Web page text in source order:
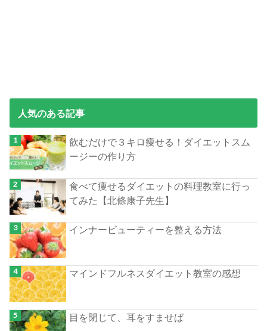
人気のある記事
飲むだけで３キロ痩せる！ダイエットスム
ージーの作り方
食べて痩せるダイエットの料理教室に行っ
てみた【北條康子先生】
インナービューティーを整える方法
マインドフルネスダイエット教室の感想
目を閉じて、耳をすませば